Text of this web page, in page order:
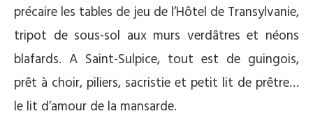
précaire les tables de jeu de l’Hôtel de Transylvanie,
tripot de sous-sol aux murs verdâtres et néons
blafards. A Saint-Sulpice, tout est de guingois,
prêt à choir, piliers, sacristie et petit lit de prêtre…
le lit d’amour de la mansarde.